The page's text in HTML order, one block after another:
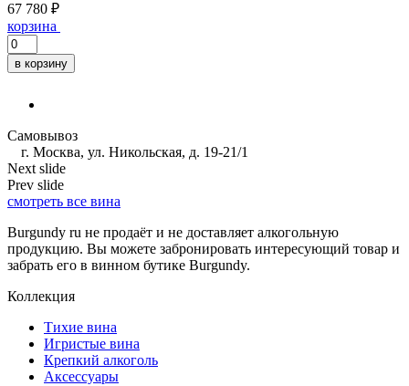
67 780 ₽
корзина
в корзину
Самовывоз
г. Москва, ул. Никольская, д. 19-21/1
Next slide
Prev slide
смотреть все вина
Burgundy ru не продаёт и не доставляет алкогольную
продукцию. Вы можете забронировать интересующий товар и
забрать его в винном бутике Burgundy.
Коллекция
Тихие вина
Игристые вина
Крепкий алкоголь
Аксессуары